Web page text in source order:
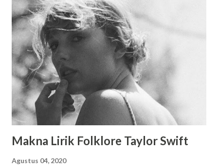
I still can feel that door on my face & cheek right now. I
almost dead Just before metro comes, Ning ask me to take
her pict. As usual, she isn't satisfied. She want me to take
another shoot. Then I have not enough time to reach the
metro. Ning puts me in trouble many times.But I'm trained
to be managed by scorpio's flaws,so I survive Walking with
spoiled girl is actually not my preference.There're some
occasions where I have opportunity to hang out ...
Makna Lirik Folklore Taylor Swift
Agustus 04, 2020